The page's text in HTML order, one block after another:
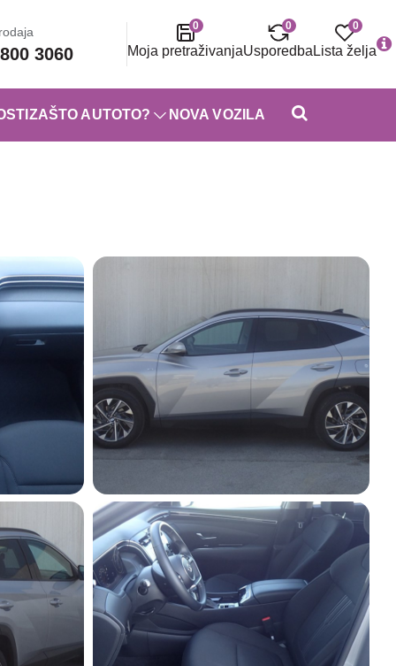
3060
0
Moja pretraživanja
0
Usporedba
0
Lista želja
ZAŠTO AUTOTO? NOVA VOZILA